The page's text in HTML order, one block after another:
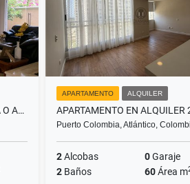
ESPECTACULAR CASA EN VENTA O ALQUILER - VILLA CAMPESTRE TRADICIONAL
APARTAMENTO ALQUILER
Puerto Colombia, Atlántico,
2Alcobas 0Garaje
2 Baños 60Área m